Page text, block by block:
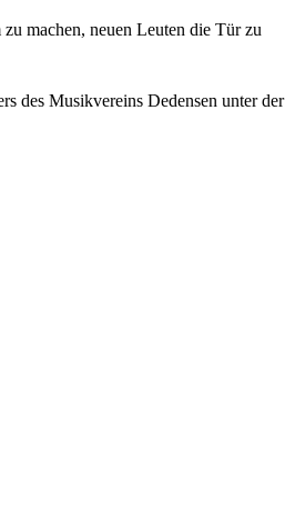
machen, neuen Leuten die Tür zu
des Musikvereins Dedensen unter der